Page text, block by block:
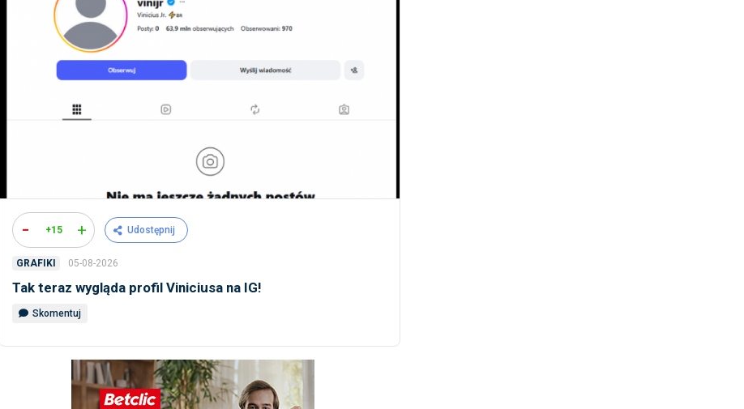
- +15 + Udostępnij
GRAFIKI 05-08-2026
Tak teraz wygląda profil Viniciusa na IG!
Skomentuj